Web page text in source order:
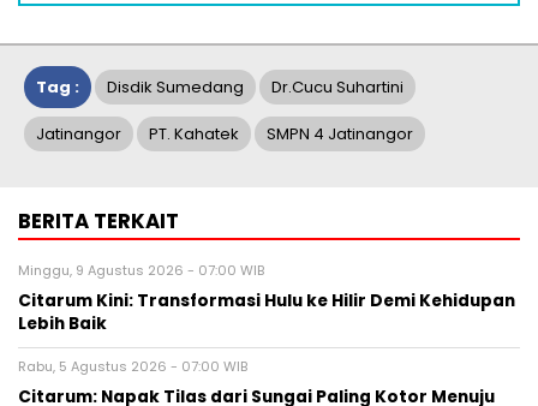
Tag : Disdik Sumedang Dr.Cucu Suhartini
Jatinangor PT. Kahatek SMPN 4 Jatinangor
BERITA TERKAIT
Minggu, 9 Agustus 2026 - 07:00 WIB
Citarum Kini: Transformasi Hulu ke Hilir Demi Kehidupan
Lebih Baik
Rabu, 5 Agustus 2026 - 07:00 WIB
Citarum: Napak Tilas dari Sungai Paling Kotor Menuju